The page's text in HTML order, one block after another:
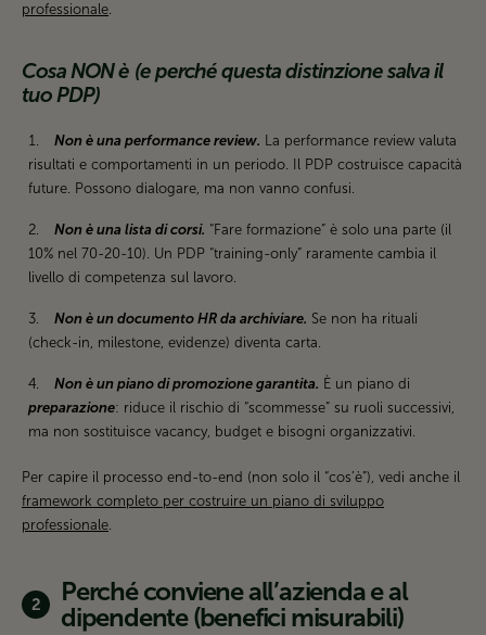
professionale.
Cosa NON è (e perché questa distinzione salva il
tuo PDP)
Non è una performance review. La performance review valuta
risultati e comportamenti in un periodo. Il PDP costruisce capacità
future. Possono dialogare, ma non vanno confusi.
Non è una lista di corsi. “Fare formazione” è solo una parte (il
10% nel 70-20-10). Un PDP “training-only” raramente cambia il
livello di competenza sul lavoro.
Non è un documento HR da archiviare. Se non ha rituali
(check-in, milestone, evidenze) diventa carta.
Non è un piano di promozione garantita. È un piano di
preparazione: riduce il rischio di “scommesse” su ruoli successivi,
ma non sostituisce vacancy, budget e bisogni organizzativi.
Per capire il processo end-to-end (non solo il “cos’è”), vedi anche il
framework completo per costruire un piano di sviluppo
professionale.
Perché conviene all’azienda e al
dipendente (benefici misurabili)